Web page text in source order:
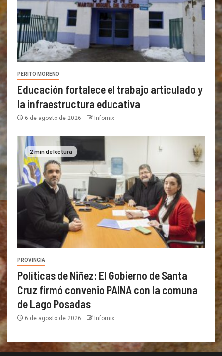
PERITO MORENO
Educación fortalece el trabajo articulado y
la infraestructura educativa
6 de agosto de 2026 Infomix
2 min de lectura
PROVINCIA
Políticas de Niñez: El Gobierno de Santa
Cruz firmó convenio PAINA con la comuna
de Lago Posadas
6 de agosto de 2026 Infomix